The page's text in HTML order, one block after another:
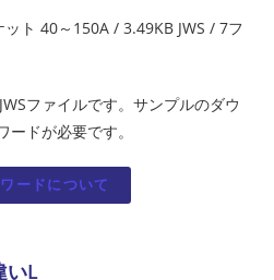
ト 40～150A / 3.49KB JWS / 7フ
ファイルです。サンプルのダウ
ドが必要です。
ードについて
いL